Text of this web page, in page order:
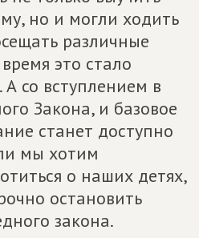
но и могли ходить
различные
это стало
со вступлением в
Закона, и базовое
станет доступно
мы хотим
о наших детях,
остановить
закона.